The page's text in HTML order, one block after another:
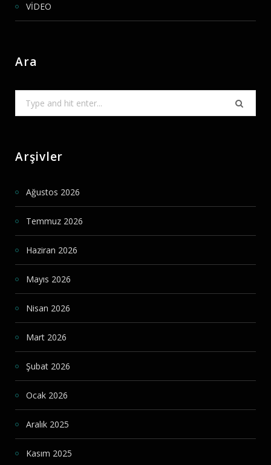
VİDEO
Ara
for:
Arşivler
Ağustos 2026
Temmuz 2026
Haziran 2026
Mayıs 2026
Nisan 2026
Mart 2026
Şubat 2026
Ocak 2026
Aralık 2025
Kasım 2025